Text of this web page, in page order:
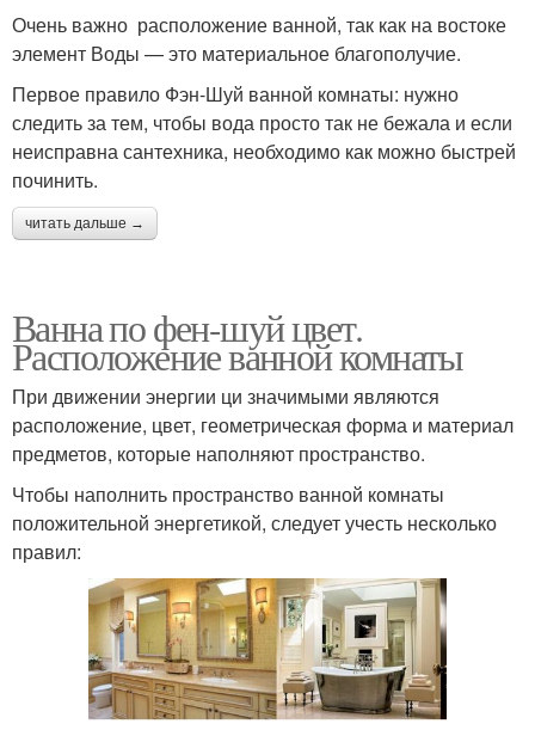
Очень важно расположение ванной, так как на востоке
элемент Воды — это материальное благополучие.
Первое правило Фэн-Шуй ванной комнаты: нужно
следить за тем, чтобы вода просто так не бежала и если
неисправна сантехника, необходимо как можно быстрей
починить.
читать дальше →
Ванна по фен-шуй цвет.
Расположение ванной комнаты
При движении энергии ци значимыми являются
расположение, цвет, геометрическая форма и материал
предметов, которые наполняют пространство.
Чтобы наполнить пространство ванной комнаты
положительной энергетикой, следует учесть несколько
правил: